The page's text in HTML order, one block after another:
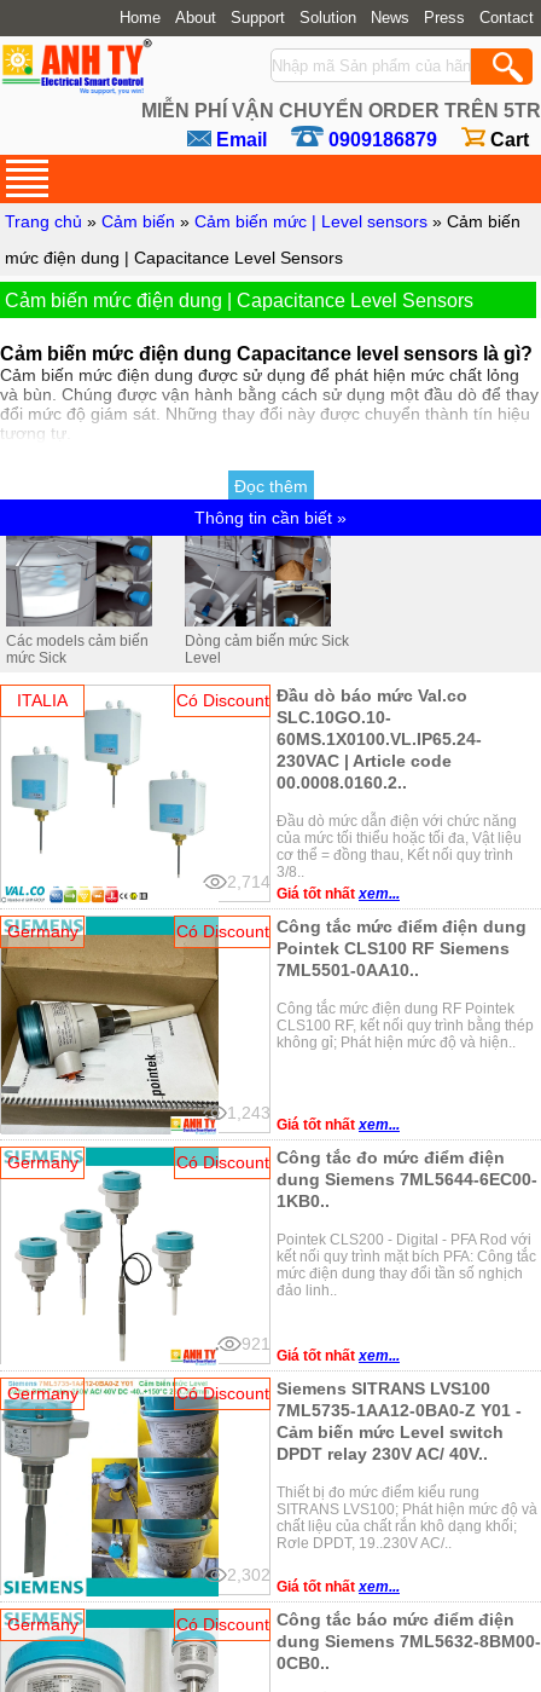
Home About Support Solution News Press Contact
MIỄN PHÍ VẬN CHUYỂN ORDER TRÊN 5TR
Email
0909186879 Cart
Trang chủ »Cảm biến »Cảm biến mức | Level sensors »Cảm biến
mức điện dung | Capacitance Level Sensors
Cảm biến mức điện dung | Capacitance Level Sensors
Cảm biến mức điện dung Capacitance level sensors là gì?
Cảm biến mức điện dung được sử dụng để phát hiện mức chất lỏng
và bùn. Chúng được vận hành bằng cách sử dụng một đầu dò để thay
đổi mức độ giám sát. Những thay đổi này được chuyển thành tín hiệu
tương tự.
Các đầu dò thường được chế tạo bằng dây dẫn PTFE. Tuy nhiên, đầu
dò bằng thép không gỉ có độ nhạy cao và do đó chúng thích hợp để
đo các chất dạng hạt, không dẫn điện hoặc vật liệu có hằng số điện
Cảm biến điện dung rất dễ sử dụng và sạch sẽ vì chúng không có bất
kỳ thành phần chuyển động nào. Chúng thường được sử dụng trong
các ứng dụng liên quan đến nhiệt độ và áp suất cao.
Dưới đây là danh sách các loại cảm biến mức điện dung
Capacitance level sensors tai DienElectric.com phân phối:
Đọc thêm
Thông tin cần biết »
Các models cảm biến
mức Sick
Dòng cảm biến mức Sick
Level
ITALIA Có Discount
2,714
Đầu dò báo mức Val.co
SLC.10GO.10-
60MS.1X0100.VL.IP65.24-
230VAC | Article code
00.0008.0160.2..
Đầu dò mức dẫn điện với chức năng
của mức tối thiểu hoặc tối đa, Vật liệu
cơ thể = đồng thau, Kết nối quy trình
3/8..
Giá tốt nhấtxem...
Germany Có Discount
1,243
Công tắc mức điểm điện dung
Pointek CLS100 RF Siemens
7ML5501-0AA10..
Công tắc mức điện dung RF Pointek
CLS100 RF, kết nối quy trình bằng thép
không gỉ; Phát hiện mức độ và hiện..
Giá tốt nhấtxem...
Germany Có Discount
921
Công tắc đo mức điểm điện
dung Siemens 7ML5644-6EC00-
1KB0..
Pointek CLS200 - Digital - PFA Rod với
kết nối quy trình mặt bích PFA: Công tắc
mức điện dung thay đổi tần số nghịch
đảo linh..
Giá tốt nhấtxem...
Germany Có Discount
2,302
Siemens SITRANS LVS100
7ML5735-1AA12-0BA0-Z Y01 -
Cảm biến mức Level switch
DPDT relay 230V AC/ 40V..
Thiết bị đo mức điểm kiểu rung
SITRANS LVS100; Phát hiện mức độ và
chất liệu của chất rắn khô dạng khối;
Rơle DPDT, 19..230V AC/..
Giá tốt nhấtxem...
Germany Có Discount Công tắc báo mức điểm điện
dung Siemens 7ML5632-8BM00-
0CB0..